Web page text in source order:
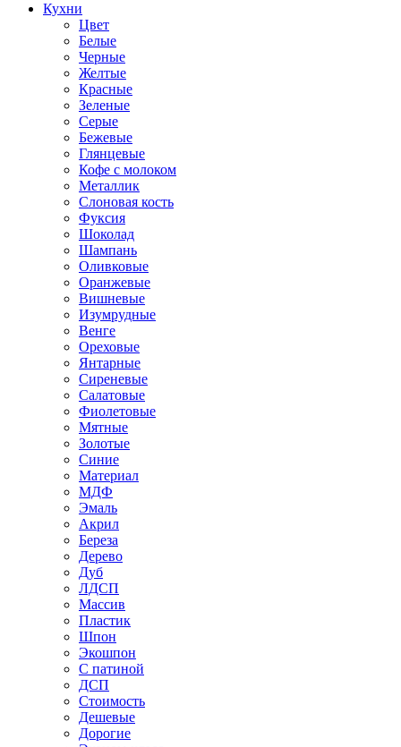
Кухни
Цвет
Белые
Черные
Желтые
Красные
Зеленые
Серые
Бежевые
Глянцевые
Кофе с молоком
Металлик
Слоновая кость
Фуксия
Шоколад
Шампань
Оливковые
Оранжевые
Вишневые
Изумрудные
Венге
Ореховые
Янтарные
Сиреневые
Салатовые
Фиолетовые
Мятные
Золотые
Синие
Материал
МДФ
Эмаль
Акрил
Береза
Дерево
Дуб
ЛДСП
Массив
Пластик
Шпон
Экошпон
С патиной
ДСП
Стоимость
Дешевые
Дорогие